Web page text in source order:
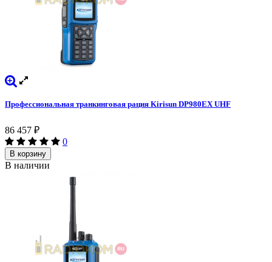
Профессиональная транкинговая рация Kirisun DP980EX UHF
86 457 ₽
0
В корзину
В наличии